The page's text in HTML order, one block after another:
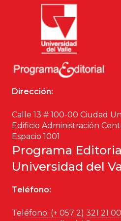
Dirección:
Calle 13 # 100-00 Ciudad
Edificio Administración
Espacio 1001
Programa
Universidad del
Teléfono:
Teléfono: (+ 057 2) 321 21 00